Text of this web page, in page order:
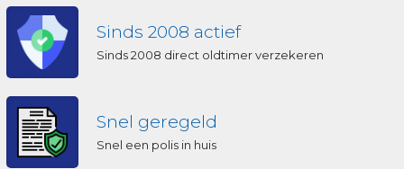
Sinds 2008 actief
Sinds 2008 direct oldtimer verzekeren
Snel geregeld
Snel een polis in huis